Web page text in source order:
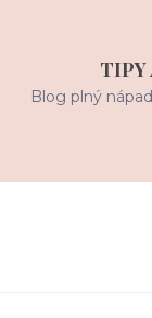
TIPY
Blog plný